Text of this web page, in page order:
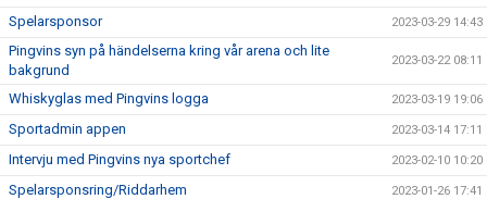
Spelarsponsor 2023-03-29 14:43
Pingvins syn på händelserna kring vår arena och lite
bakgrund
2023-03-22 08:11
Whiskyglas med Pingvins logga 2023-03-19 19:06
Sportadmin appen 2023-03-14 17:11
Intervju med Pingvins nya sportchef 2023-02-10 10:20
Spelarsponsring/Riddarhem 2023-01-26 17:41